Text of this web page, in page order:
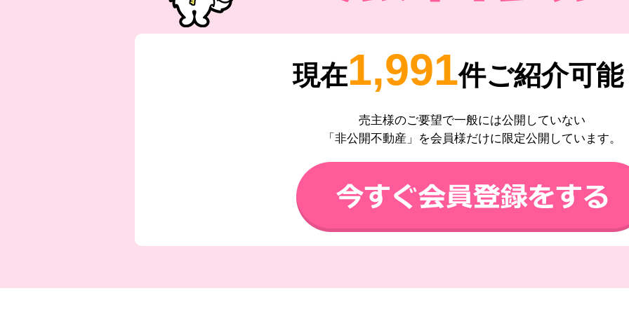
現在1,991件ご紹介可
売主様のご要望で一般には公開していない
「非公開不動産」を会員様だけに限定公開しています。